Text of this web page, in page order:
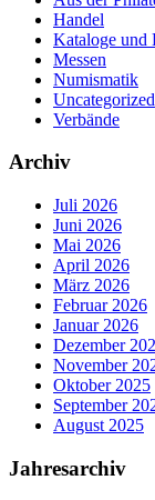
Handel
Kataloge und
Messen
Numismatik
Uncategorized
Verbände
Archiv
Juli 2026
Juni 2026
Mai 2026
April 2026
März 2026
Februar 2026
Januar 2026
Dezember
November
Oktober 2025
September
August 2025
Jahresarchiv